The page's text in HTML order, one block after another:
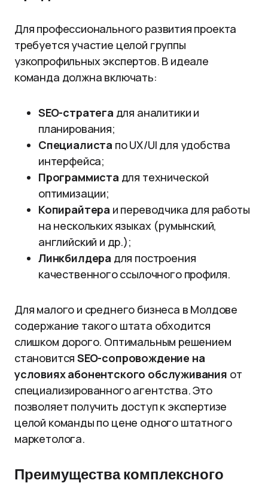
Для профессионального развития проекта
требуется участие целой группы
узкопрофильных экспертов. В идеале
команда должна включать:
SEO-стратега для аналитики и
планирования;
Специалиста по UX/UI для удобства
интерфейса;
Программиста для технической
оптимизации;
Копирайтера и переводчика для работы
на нескольких языках (румынский,
английский и др.);
Линкбилдера для построения
качественного ссылочного профиля.
Для малого и среднего бизнеса в Молдове
содержание такого штата обходится
слишком дорого. Оптимальным решением
становитсяSEO-сопровождение на
условиях абонентского обслуживания от
специализированного агентства. Это
позволяет получить доступ к экспертизе
целой команды по цене одного штатного
маркетолога.
Преимущества комплексного